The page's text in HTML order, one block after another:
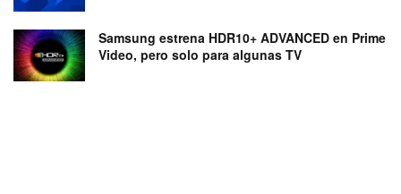
Samsung estrena HDR10+ ADVANCED en Prime
Video, pero solo para algunas TV